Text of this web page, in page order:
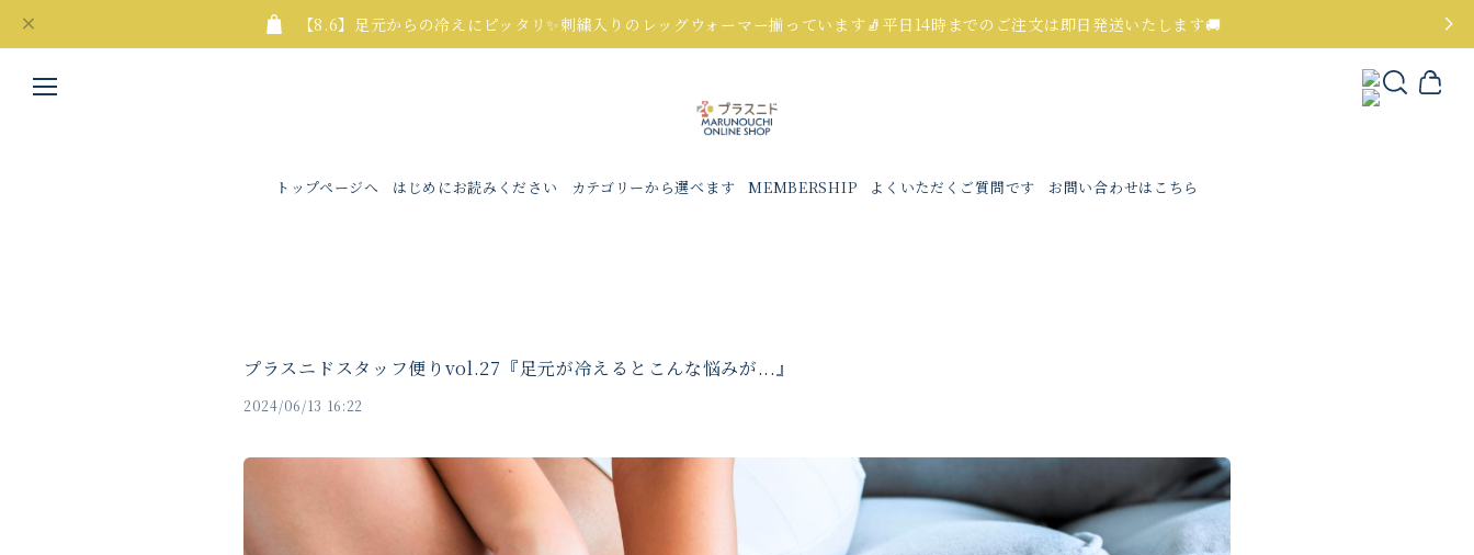
【8.6】足元からの冷えにピッタリ✨刺繍入りのレッグウォーマー揃っています🧦平日14時までのご注文は即日発送いたします🚚
トップページへ はじめにお読みください カテゴリーから選べます MEMBERSHIP よくいただくご質問です お問い合わせはこちら
プラスニドスタッフ便りvol.27『足元が冷えるとこんな悩みが...』
2024/06/13 16:22